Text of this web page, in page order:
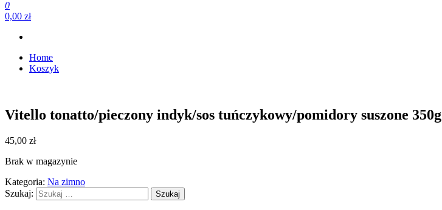
0
0,00 zł
Home
Koszyk
Vitello tonatto/pieczony indyk/sos tuńczykowy/pomidory suszone 350g
45,00 zł
Brak w magazynie
Kategoria: Na zimno
Szukaj: